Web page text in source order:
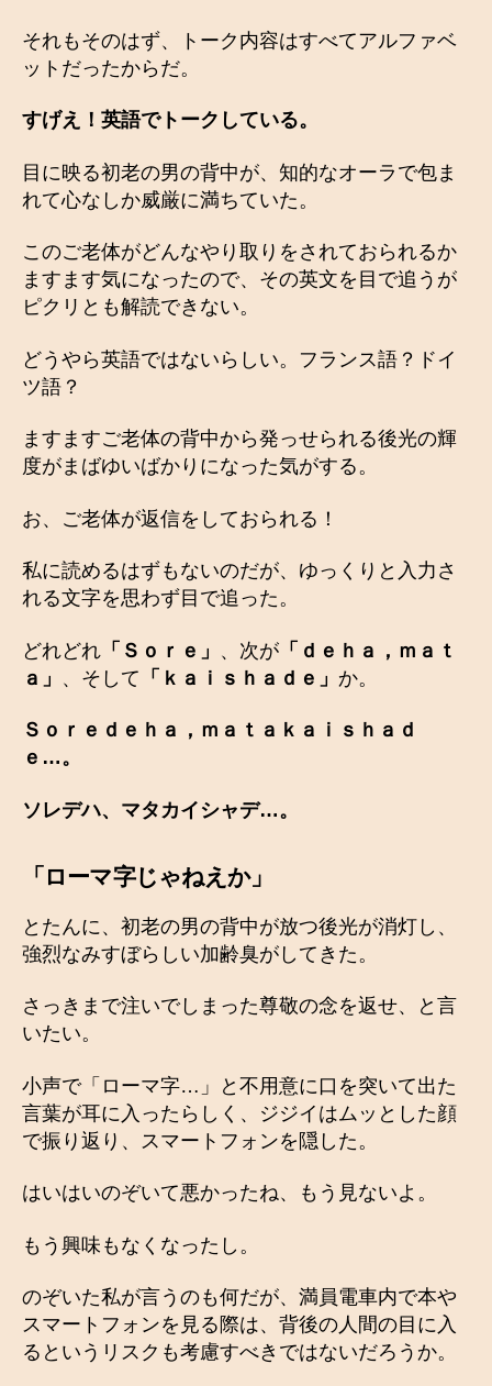
それもそのはず、トーク内容はすべてアルファベ
ットだったからだ。
すげえ！英語でトークしている。
目に映る初老の男の背中が、知的なオーラで包ま
れて心なしか威厳に満ちていた。
このご老体がどんなやり取りをされておられるか
ますます気になったので、その英文を目で追うが
ピクリとも解読できない。
どうやら英語ではないらしい。フランス語？ドイ
ツ語？
ますますご老体の背中から発っせられる後光の輝
度がまばゆいばかりになった気がする。
お、ご老体が返信をしておられる！
私に読めるはずもないのだが、ゆっくりと入力さ
れる文字を思わず目で追った。
どれどれ 「Ｓｏｒｅ」 、次が 「ｄｅｈａ，ｍａｔ
ａ」 、そして 「ｋａｉｓｈａｄｅ」 か。
Ｓｏｒｅｄｅｈａ，ｍａｔａｋａｉｓｈａｄ
ｅ…。
ソレデハ、マタカイシャデ…。
「ローマ字じゃねえか」
とたんに、初老の男の背中が放つ後光が消灯し、
強烈なみすぼらしい加齢臭がしてきた。
さっきまで注いでしまった尊敬の念を返せ、と言
いたい。
小声で「ローマ字…」と不用意に口を突いて出た
言葉が耳に入ったらしく、ジジイはムッとした顔
で振り返り、スマートフォンを隠した。
はいはいのぞいて悪かったね、もう見ないよ。
もう興味もなくなったし。
のぞいた私が言うのも何だが、満員電車内で本や
スマートフォンを見る際は、背後の人間の目に入
るというリスクも考慮すべきではないだろうか。